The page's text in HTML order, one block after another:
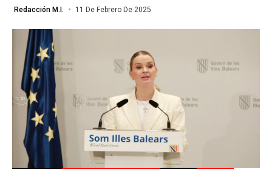
Redacción M.I. 11 De Febrero De 2025